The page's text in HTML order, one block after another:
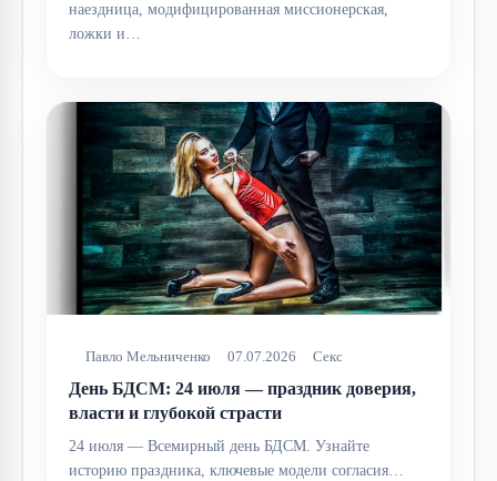
наездница, модифицированная миссионерская,
ложки и…
Павло Мельниченко 07.07.2026 Секс
День БДСМ: 24 июля — праздник доверия,
власти и глубокой страсти
24 июля — Всемирный день БДСМ. Узнайте
историю праздника, ключевые модели согласия…